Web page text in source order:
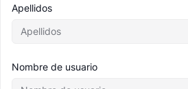
Apellidos
Nombre de usuario